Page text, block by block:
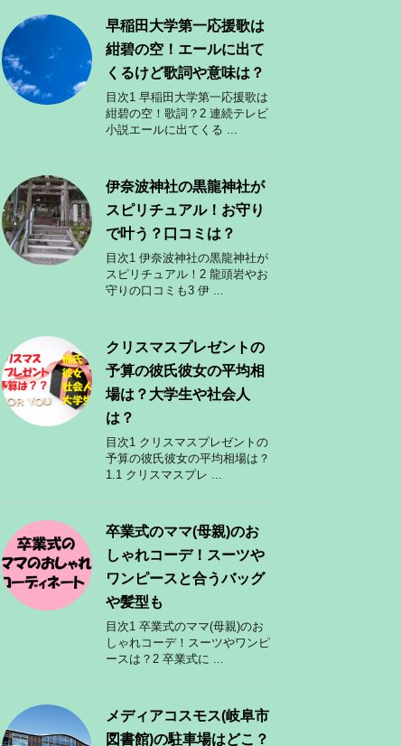
早稲田大学第一応援歌は
紺碧の空！エールに出て
くるけど歌詞や意味は？
目次1 早稲田大学第一応援歌は
紺碧の空！歌詞？2 連続テレビ
小説エールに出てくる ...
伊奈波神社の黒龍神社が
スピリチュアル！お守り
で叶う？口コミは？
目次1 伊奈波神社の黒龍神社が
スピリチュアル！2 龍頭岩やお
守りの口コミも3 伊 ...
クリスマスプレゼントの
予算の彼氏彼女の平均相
場は？大学生や社会人
は？
目次1 クリスマスプレゼントの
予算の彼氏彼女の平均相場は？
1.1 クリスマスプレ ...
卒業式のママ(母親)のお
しゃれコーデ！スーツや
ワンピースと合うバッグ
や髪型も
目次1 卒業式のママ(母親)のお
しゃれコーデ！スーツやワンピ
ースは？2 卒業式に ...
メディアコスモス(岐阜市
図書館)の駐車場はどこ？